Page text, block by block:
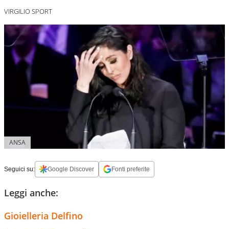
VIRGILIO SPORT
ANSA
Seguici su: Google Discover Fonti preferite
Leggi anche:
Gioielleria Delfino